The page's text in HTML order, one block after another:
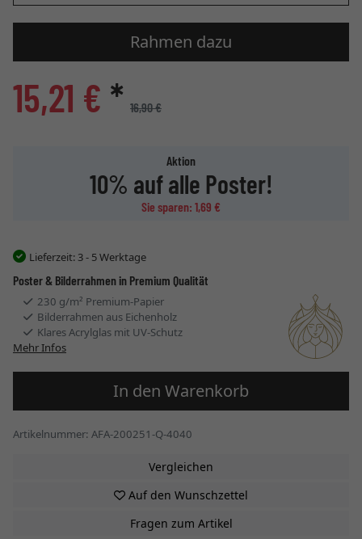
Rahmen dazu
15,21 € * 16,90 €
Aktion
10% auf alle Poster!
Sie sparen: 1,69 €
Lieferzeit: 3 - 5 Werktage
Poster & Bilderrahmen in Premium Qualität
230 g/m² Premium-Papier
Bilderrahmen aus Eichenholz
Klares Acrylglas mit UV-Schutz
Mehr Infos
In den Warenkorb
Artikelnummer: AFA-200251-Q-4040
Vergleichen
Auf den Wunschzettel
Fragen zum Artikel